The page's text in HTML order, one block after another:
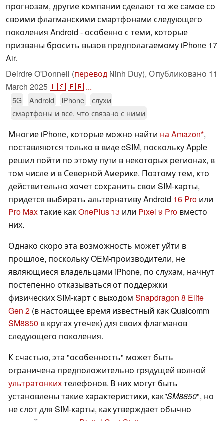
прогнозам, другие компании сделают то же самое со
своими флагманскими смартфонами следующего
поколения Android - особенно с теми, которые
призваны бросить вызов предполагаемому iPhone 17
Air.
Deirdre O'Donnell (перевод Ninh Duy), Опубликовано 11
March 2025🇺🇸🇫🇷 ...
5G Android iPhone
слухи
смартфоны и всё, что связано с ними
Многие iPhone, которые можно найти на Amazon ,
поставляются только в виде eSIM, поскольку Apple
решил пойти по этому пути в некоторых регионах, в
том числе и в Северной Америке. Поэтому тем, кто
действительно хочет сохранить свои SIM-карты,
придется выбирать альтернативу Android 16 Pro или
Pro Maxтакие какOnePlus 13 или Pixel 9 Pro вместо
них.
Однако скоро эта возможность может уйти в
прошлое, поскольку OEM-производители, не
являющиеся владельцами iPhone, по слухам, начнут
постепенно отказываться от поддержки
физических SIM-карт с выходом Snapdragon 8 Elite
Gen 2 (в настоящее время известный как Qualcomm
SM8850 в кругах утечек) для своих флагманов
следующего поколения.
К счастью, эта "особенность" может быть
ограничена предположительно грядущей волной
ультратонкихтелефонов. В них могут быть
установлены такие характеристики, как"SM8850", но
не слот для SIM-карты, как утверждает обычно